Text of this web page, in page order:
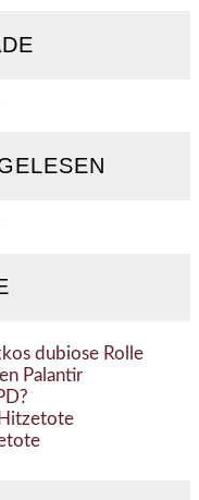
dubiose Rolle
Palantir